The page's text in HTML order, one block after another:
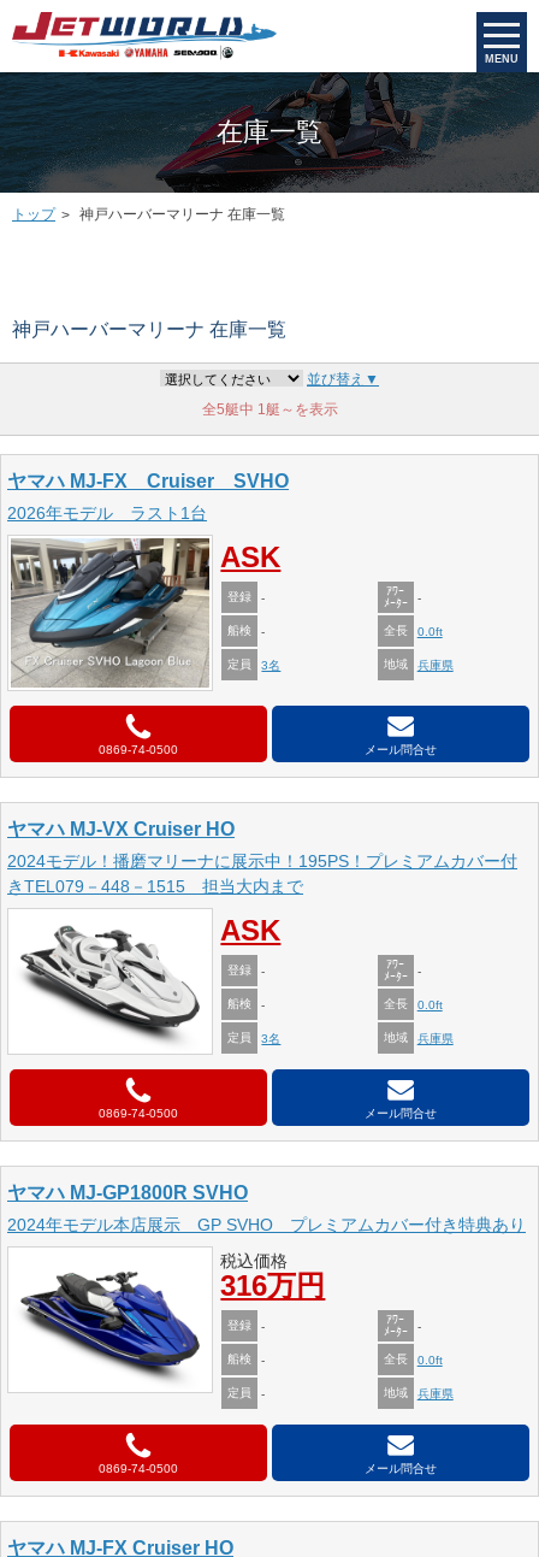
MENU
在庫一覧
トップ 神戸ハーバーマリーナ 在庫一覧
神戸ハーバーマリーナ 在庫一覧
並び替え▼
全5艇中 1艇～を表示
ヤマハ MJ-FX Cruiser SVHO
2026年モデル ラスト1台
ASK
登録 -
ｱﾜｰ
ﾒｰﾀｰ
-
船検 - 全長 0.0ft
定員 3名 地域 兵庫県
0869-74-0500 メール問合せ
ヤマハ MJ-VX Cruiser HO
2024モデル！播磨マリーナに展示中！195PS！プレミアムカバー付
きTEL079－448－1515 担当大内まで
ASK
登録 -
ｱﾜｰ
ﾒｰﾀｰ
-
船検 - 全長 0.0ft
定員 3名 地域 兵庫県
0869-74-0500 メール問合せ
ヤマハ MJ-GP1800R SVHO
2024年モデル本店展示 GP SVHO プレミアムカバー付き特典あり
税込価格
316万円
登録 -
ｱﾜｰ
ﾒｰﾀｰ
-
船検 - 全長 0.0ft
定員 - 地域 兵庫県
0869-74-0500 メール問合せ
ヤマハ MJ-FX Cruiser HO